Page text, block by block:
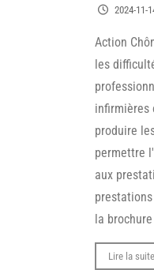
2024-11-
Action
les
infirmières
produire
permettre
aux
la
Lire la suite